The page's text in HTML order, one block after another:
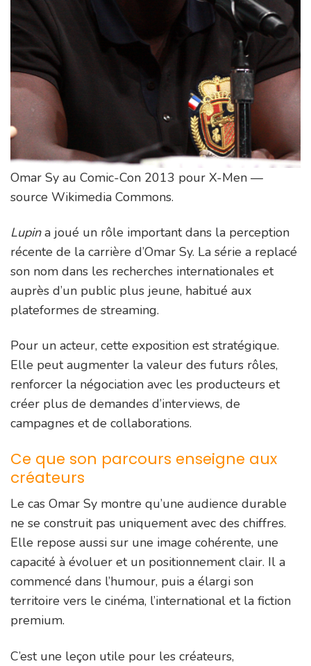
Omar Sy au Comic-Con 2013 pour X-Men —
source Wikimedia Commons.
Lupina joué un rôle important dans la perception
récente de la carrière d’Omar Sy. La série a replacé
son nom dans les recherches internationales et
auprès d’un public plus jeune, habitué aux
plateformes de streaming.
Pour un acteur, cette exposition est stratégique.
Elle peut augmenter la valeur des futurs rôles,
renforcer la négociation avec les producteurs et
créer plus de demandes d’interviews, de
campagnes et de collaborations.
Ce que son parcours enseigne aux
créateurs
Le cas Omar Sy montre qu’une audience durable
ne se construit pas uniquement avec des chiffres.
Elle repose aussi sur une image cohérente, une
capacité à évoluer et un positionnement clair. Il a
commencé dans l’humour, puis a élargi son
territoire vers le cinéma, l’international et la fiction
premium.
C’est une leçon utile pour les créateurs,